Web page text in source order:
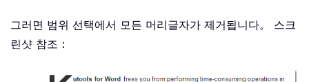
그러면 범위 선택에서 모든 머리글자가 제거됩니다。 스크
린샷 참조：